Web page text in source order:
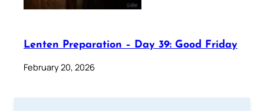
Lenten Preparation – Day 39: Good Friday
February 20, 2026